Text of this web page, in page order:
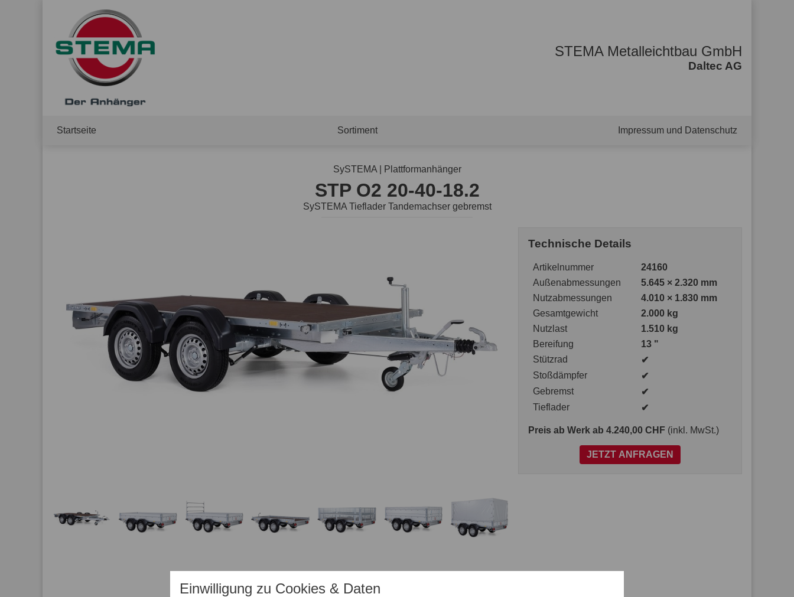
STEMA Metalleichtbau GmbH
Daltec AG
Startseite Sortiment Impressum und Datenschutz
SySTEMA | Plattformanhänger
STP O2 20-40-18.2
SySTEMA Tieflader Tandemachser gebremst
Technische Details
Artikelnummer
24160
Außenabmessungen
5.645 × 2.320 mm
Nutzabmessungen
4.010 × 1.830 mm
Gesamtgewicht
2.000 kg
Nutzlast
1.510 kg
Bereifung
13 "
Stützrad
✔
Stoßdämpfer
✔
Gebremst
✔
Tieflader
✔
Preis ab Werk ab 4.240,00 CHF (inkl. MwSt.)
JETZT ANFRAGEN
Serienausstattung Zubehör
Einwilligung zu Cookies & Daten